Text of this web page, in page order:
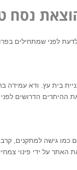
נסח
לפני שמתחילים
בית עץ. ודא עמידה
ההיתרים הדרושים
כמו גישה למתקנים,
האתר על ידי פינוי